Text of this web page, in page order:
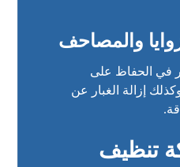
والمصاحف
في الحفاظ على
إزالة الغبار عن
تنظيف